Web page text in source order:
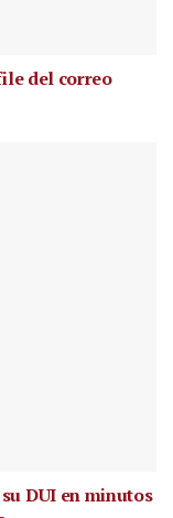
del correo
DUI en minutos